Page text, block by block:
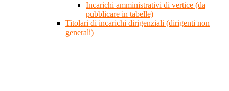
Incarichi amministrativi di vertice (da
pubblicare in tabelle)
Titolari di incarichi dirigenziali (dirigenti non
generali)